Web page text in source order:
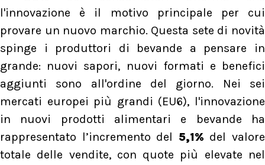
l'innovazione è il motivo principale per cui
provare un nuovo marchio. Questa sete di novità
spinge i produttori di bevande a pensare in
grande: nuovi sapori, nuovi formati e benefici
aggiunti sono all'ordine del giorno. Nei sei
mercati europei più grandi (EU6), l'innovazione
in nuovi prodotti alimentari e bevande ha
rappresentato l’incremento del 5,1% del valore
totale delle vendite, con quote più elevate nel